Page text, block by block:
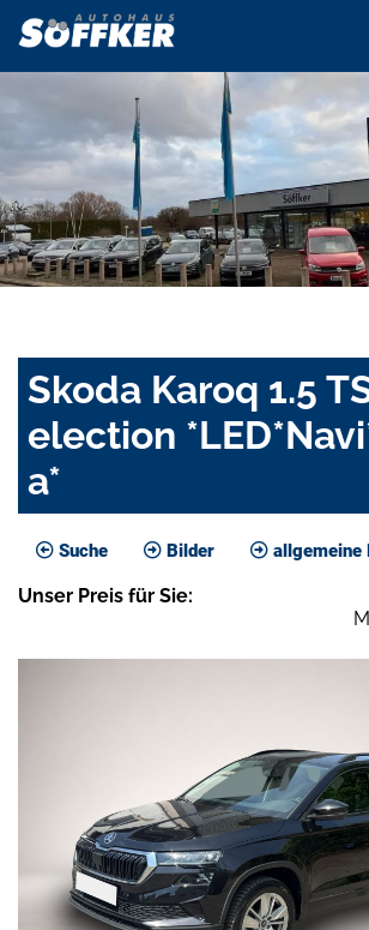
Skoda Karoq 1.5
election
a*
Suche Bilder allgemeine
Unser Preis für Sie: